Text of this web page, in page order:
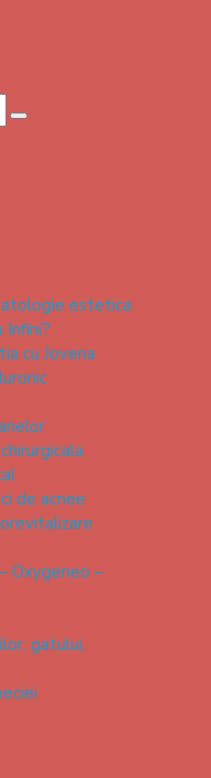
estetica
Infini?
cu Jovena
de acnee
Oxygeneo –
gatului,